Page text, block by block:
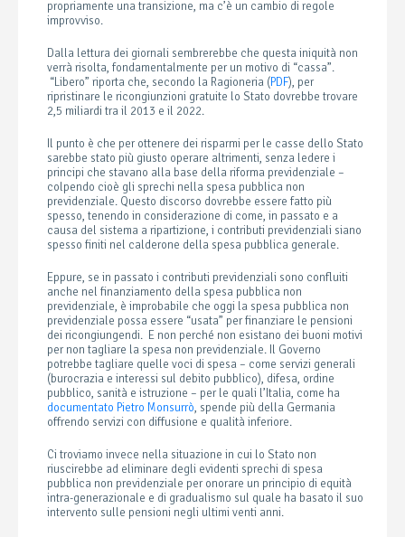
propriamente una transizione, ma c’è un cambio di regole
improvviso.
Dalla lettura dei giornali sembrerebbe che questa iniquità non
verrà risolta, fondamentalmente per un motivo di “cassa”.
“Libero” riporta che, secondo la Ragioneria (PDF), per
ripristinare le ricongiunzioni gratuite lo Stato dovrebbe trovare
2,5 miliardi tra il 2013 e il 2022.
Il punto è che per ottenere dei risparmi per le casse dello Stato
sarebbe stato più giusto operare altrimenti, senza ledere i
principi che stavano alla base della riforma previdenziale –
colpendo cioè gli sprechi nella spesa pubblica non
previdenziale. Questo discorso dovrebbe essere fatto più
spesso, tenendo in considerazione di come, in passato e a
causa del sistema a ripartizione, i contributi previdenziali siano
spesso finiti nel calderone della spesa pubblica generale.
Eppure, se in passato i contributi previdenziali sono confluiti
anche nel finanziamento della spesa pubblica non
previdenziale, è improbabile che oggi la spesa pubblica non
previdenziale possa essere “usata” per finanziare le pensioni
dei ricongiungendi. E non perché non esistano dei buoni motivi
per non tagliare la spesa non previdenziale. Il Governo
potrebbe tagliare quelle voci di spesa – come servizi generali
(burocrazia e interessi sul debito pubblico), difesa, ordine
pubblico, sanità e istruzione – per le quali l’Italia, come ha
documentato Pietro Monsurrò, spende più della Germania
offrendo servizi con diffusione e qualità inferiore.
Ci troviamo invece nella situazione in cui lo Stato non
riuscirebbe ad eliminare degli evidenti sprechi di spesa
pubblica non previdenziale per onorare un principio di equità
intra-generazionale e di gradualismo sul quale ha basato il suo
intervento sulle pensioni negli ultimi venti anni.